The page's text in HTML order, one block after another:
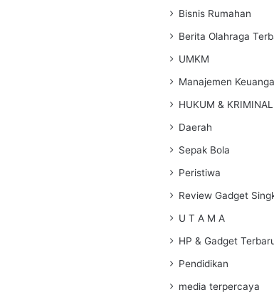
Bisnis Rumahan
Berita Olahraga
UMKM
Manajemen
HUKUM & KRIMINAL
Daerah
Sepak Bola
Peristiwa
Review Gadget
U T A M A
HP & Gadget
Pendidikan
media terpercaya